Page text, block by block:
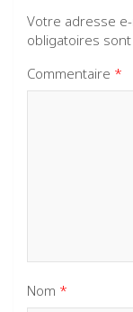
Votre adresse
obligatoires
Commentaire *
Nom *